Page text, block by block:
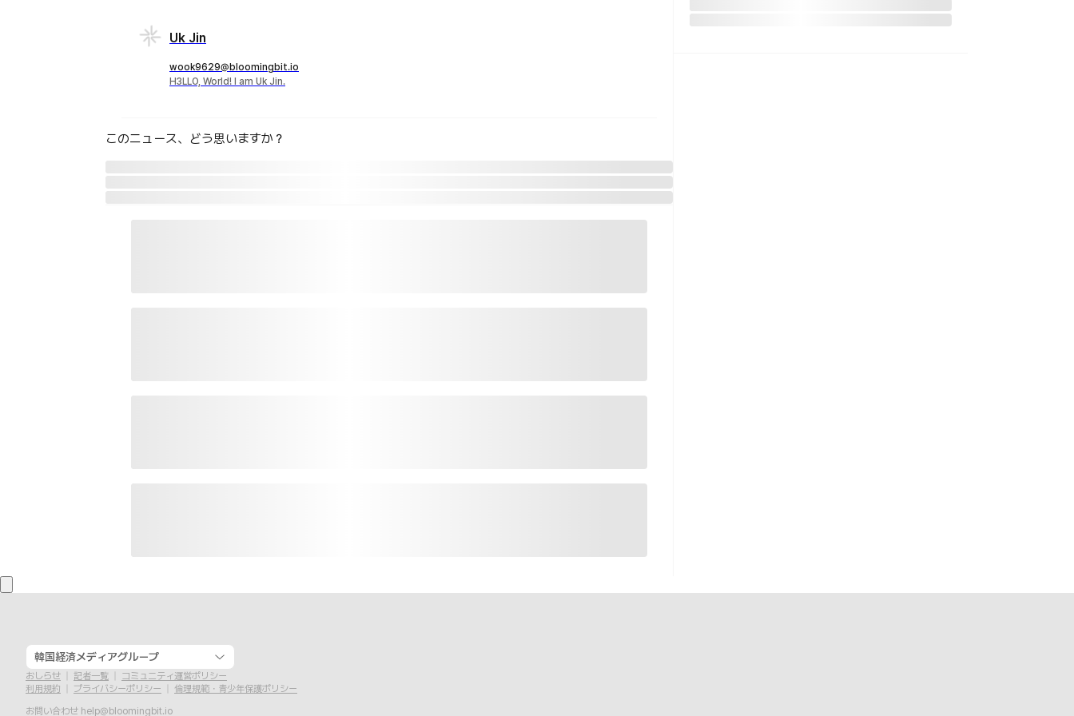
Uk Jin
wook9629@bloomingbit.io
H3LLO, World! I am Uk Jin.
このニュース、どう思いますか？
韓国経済メディアグループ
おしらせ 記者一覧
コミュニティ運営ポリシー
利用規約
プライバシーポリシー
倫理規範・青少年保護ポリシー
お問い合わせ help@bloomingbit.io